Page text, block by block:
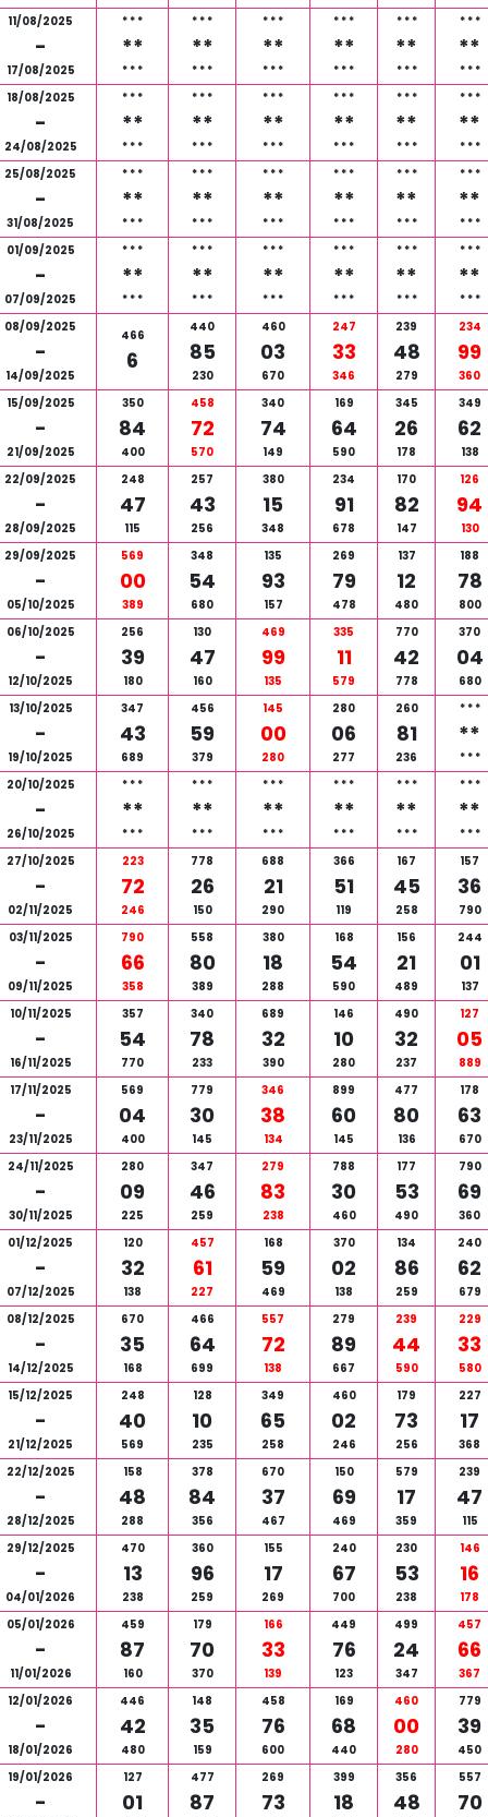
11/08/2025
-
17/08/2025
* * *
**
* * *
* * *
**
* * *
* * *
**
* * *
* * *
**
* * *
* * *
**
* * *
* * *
**
* * *
18/08/2025
-
24/08/2025
* * *
**
* * *
* * *
**
* * *
* * *
**
* * *
* * *
**
* * *
* * *
**
* * *
* * *
**
* * *
25/08/2025
-
31/08/2025
* * *
**
* * *
* * *
**
* * *
* * *
**
* * *
* * *
**
* * *
* * *
**
* * *
* * *
**
* * *
01/09/2025
-
07/09/2025
* * *
**
* * *
* * *
**
* * *
* * *
**
* * *
* * *
**
* * *
* * *
**
* * *
* * *
**
* * *
08/09/2025
-
14/09/2025
466
6
440
85
230
460
03
670
247
33
346
239
48
279
234
99
360
15/09/2025
-
21/09/2025
350
84
400
458
72
570
340
74
149
169
64
590
345
26
178
349
62
138
22/09/2025
-
28/09/2025
248
47
115
257
43
256
380
15
348
234
91
678
170
82
147
126
94
130
29/09/2025
-
05/10/2025
569
00
389
348
54
680
135
93
157
269
79
478
137
12
480
188
78
800
06/10/2025
-
12/10/2025
256
39
180
130
47
160
469
99
135
335
11
579
770
42
778
370
04
680
13/10/2025
-
19/10/2025
347
43
689
456
59
379
145
00
280
280
06
277
260
81
236
* * *
**
* * *
20/10/2025
-
26/10/2025
* * *
**
* * *
* * *
**
* * *
* * *
**
* * *
* * *
**
* * *
* * *
**
* * *
* * *
**
* * *
27/10/2025
-
02/11/2025
223
72
246
778
26
150
688
21
290
366
51
119
167
45
258
157
36
790
03/11/2025
-
09/11/2025
790
66
358
558
80
389
380
18
288
168
54
590
156
21
489
244
01
137
10/11/2025
-
16/11/2025
357
54
770
340
78
233
689
32
390
146
10
280
490
32
237
127
05
889
17/11/2025
-
23/11/2025
569
04
400
779
30
145
346
38
134
899
60
145
477
80
136
178
63
670
24/11/2025
-
30/11/2025
280
09
225
347
46
259
279
83
238
788
30
460
177
53
490
790
69
360
01/12/2025
-
07/12/2025
120
32
138
457
61
227
168
59
469
370
02
138
134
86
259
240
62
679
08/12/2025
-
14/12/2025
670
35
168
466
64
699
557
72
138
279
89
667
239
44
590
229
33
580
15/12/2025
-
21/12/2025
248
40
569
128
10
235
349
65
258
460
02
246
179
73
256
227
17
368
22/12/2025
-
28/12/2025
158
48
288
378
84
356
670
37
467
150
69
469
579
17
359
239
47
115
29/12/2025
-
04/01/2026
470
13
238
360
96
259
155
17
269
240
67
700
230
53
238
146
16
178
05/01/2026
-
11/01/2026
459
87
160
179
70
370
166
33
139
449
76
123
499
24
347
457
66
367
12/01/2026
-
18/01/2026
446
42
480
148
35
159
458
76
600
169
68
440
460
00
280
779
39
450
19/01/2026
-
127
01
477
87
269
73
399
18
356
48
557
70